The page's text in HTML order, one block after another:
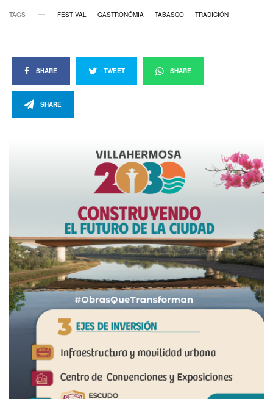
TAGS FESTIVAL GASTRONÓMIA TABASCO TRADICIÓN
SHARE TWEET SHARE
SHARE